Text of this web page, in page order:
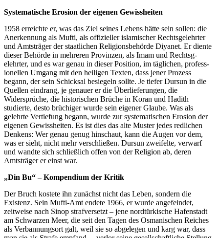
System­atische Erosion der eigenen Gewissheiten
1958 erreichte er, was das Ziel seines Lebens hätte sein sollen: die
Anerkennung als Mufti, als offizieller islamischer Rechtsg­elehrter
und Amtsträger der staatlichen Religions­behörde Diyanet. Er diente
dieser Behörde in mehreren Provinzen, als Imam und Rechtsg­
elehrter, und es war genau in dieser Position, im täglichen, profess­
ionellen Umgang mit den heiligen Texten, dass jener Prozess
begann, der sein Schicksal besiegeln sollte. Je tiefer Dursun in die
Quellen eindrang, je genauer er die Überlie­ferungen, die
Widersprüche, die historischen Brüche in Koran und Hadith
studierte, desto brüchiger wurde sein eigener Glaube. Was als
gelehrte Vertiefung begann, wurde zur systema­tischen Erosion der
eigenen Gewissheiten. Es ist dies das alte Muster jedes redlichen
Denkens: Wer genau genug hinschaut, kann die Augen vor dem,
was er sieht, nicht mehr verschließen. Dursun zweifelte, verwarf
und wandte sich schließlich offen von der Religion ab, deren
Amtsträger er einst war.
„Din Bu“ – Kompendium der Kritik
Der Bruch kostete ihn zunächst nicht das Leben, sondern die
Existenz. Sein Mufti-Amt endete 1966, er wurde angefeindet,
zeitweise nach Sinop strafv­ersetzt – jene nordtü­rkische Hafenstadt
am Schwarzen Meer, die seit den Tagen des Osmanischen Reiches
als Verbann­ungsort galt, weil sie so abgelegen und karg war, dass